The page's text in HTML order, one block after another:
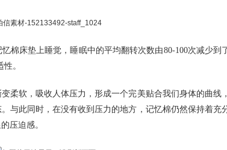
棉床垫上睡觉，睡眠中的平均翻转次数由80-100次减少到
。
柔软，吸收人体压力，形成一个完美贴合我们身体的曲线，
与此同时，在没有收到压力的地方，记忆棉仍然保持着充
压迫感。